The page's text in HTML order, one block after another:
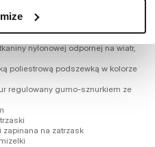
PIT BULL WEST COAST – Carver
powierzchni
nylonowej odpornej na wiatr,
poliestrową podszewką w kolorze
regulowany gumo-sznurkiem ze
na zatrzask